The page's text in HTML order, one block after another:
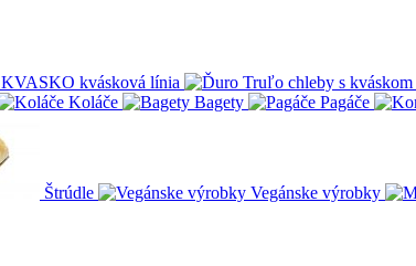
KVASKO kvásková línia
Koláče Bagety Pagáče
Štrúdle Vegánske výrobky